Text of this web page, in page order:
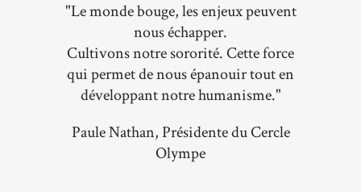
"Le monde bouge, les enjeux peuvent
nous échapper.
Cultivons notre sororité. Cette force
qui permet de nous épanouir tout en
développant notre humanisme."
Paule Nathan, Présidente du Cercle
Olympe